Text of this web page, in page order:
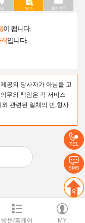
TEL
SMS
실 Wi-fi 할인쿠폰
이 됩니다.
입니다.
공의 당사자가 아님을 고
무와 책임은 각 서비스
관련된 일체의 민,형사
방문/홈케어 MY